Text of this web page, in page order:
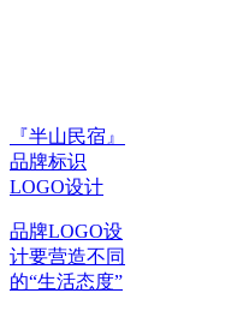
『半山民宿』
品牌标识
LOGO设计
品牌LOGO设
计要营造不同
的“生活态度”